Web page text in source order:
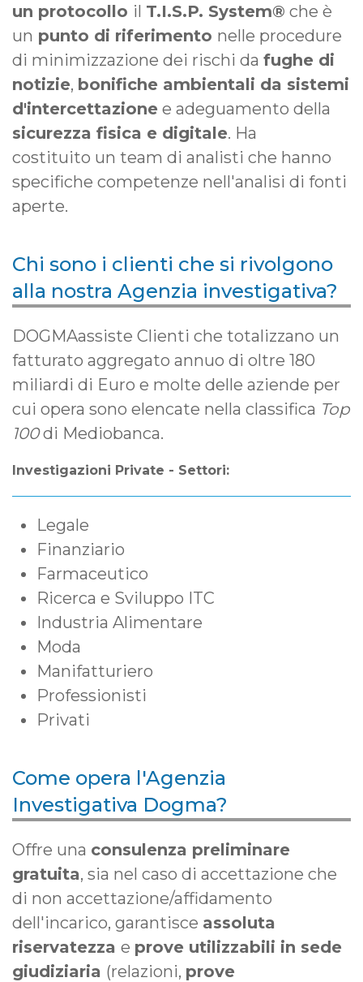
un protocollo il T.I.S.P. System® che è
un punto di riferimento nelle procedure
di minimizzazione dei rischi da fughe di
notizie, bonifiche ambientali da sistemi
d'intercettazione e adeguamento della
sicurezza fisica e digitale. Ha
costituito un team di analisti che hanno
specifiche competenze nell'analisi di fonti
aperte.
Chi sono i clienti che si rivolgono
alla nostra Agenzia investigativa?
DOGMAassiste Clienti che totalizzano un
fatturato aggregato annuo di oltre 180
miliardi di Euro e molte delle aziende per
cui opera sono elencate nella classifica Top
100di Mediobanca.
Investigazioni Private - Settori:
Legale
Finanziario
Farmaceutico
Ricerca e Sviluppo ITC
Industria Alimentare
Moda
Manifatturiero
Professionisti
Privati
Come opera l'Agenzia
Investigativa Dogma?
Offre una consulenza preliminare
gratuita, sia nel caso di accettazione che
di non accettazione/affidamento
dell'incarico, garantisce assoluta
riservatezza e prove utilizzabili in sede
giudiziaria (relazioni, prove